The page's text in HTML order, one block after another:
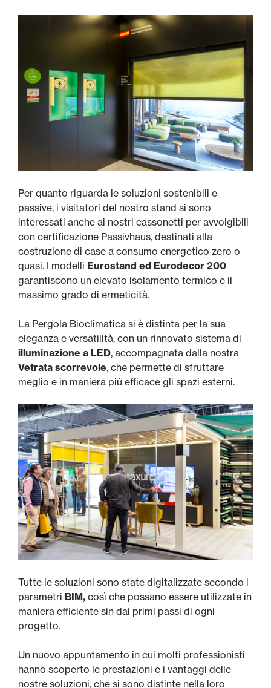
Per quanto riguarda le soluzioni sostenibili e
passive, i visitatori del nostro stand si sono
interessati anche ai nostri cassonetti per avvolgibili
con certificazione Passivhaus, destinati alla
costruzione di case a consumo energetico zero o
quasi. I modelli Eurostand ed Eurodecor 200
garantiscono un elevato isolamento termico e il
massimo grado di ermeticità.
La Pergola Bioclimatica si è distinta per la sua
eleganza e versatilità, con un rinnovato sistema di
illuminazione a LED, accompagnata dalla nostra
Vetrata scorrevole, che permette di sfruttare
meglio e in maniera più efficace gli spazi esterni.
Tutte le soluzioni sono state digitalizzate secondo i
parametri BIM, così che possano essere utilizzate in
maniera efficiente sin dai primi passi di ogni
progetto.
Un nuovo appuntamento in cui molti professionisti
hanno scoperto le prestazioni e i vantaggi delle
nostre soluzioni, che si sono distinte nella loro